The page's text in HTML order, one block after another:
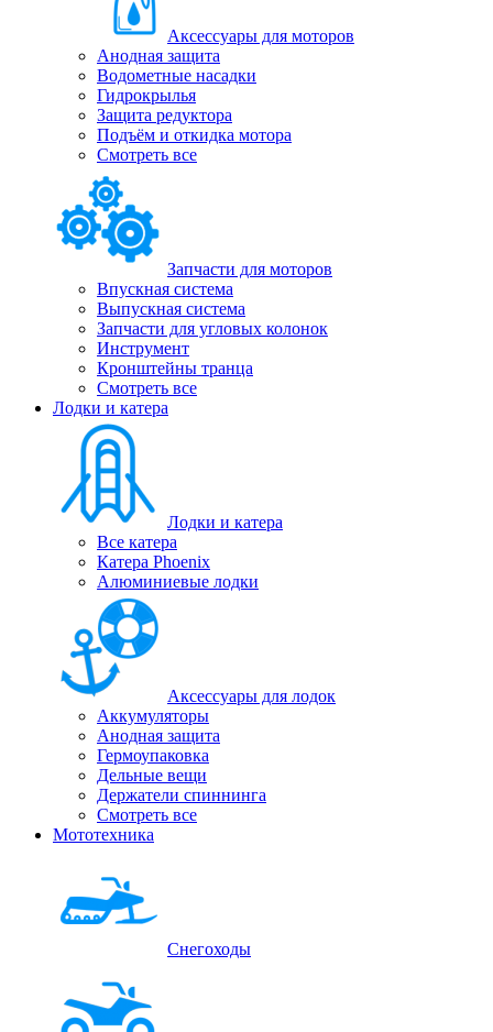
Аксессуары для моторов
Анодная защита
Водометные насадки
Гидрокрылья
Защита редуктора
Подъём и откидка мотора
Смотреть все
Запчасти для моторов
Впускная система
Выпускная система
Запчасти для угловых колонок
Инструмент
Кронштейны транца
Смотреть все
Лодки и катера
Лодки и катера
Все катера
Катера Phoenix
Алюминиевые лодки
Аксессуары для лодок
Аккумуляторы
Анодная защита
Гермоупаковка
Дельные вещи
Держатели спиннинга
Смотреть все
Мототехника
Снегоходы